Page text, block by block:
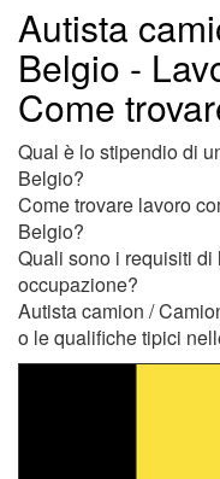
Autista
Belgio -
Come
Qual è lo stipendio di
Belgio?
Come trovare lavoro
Belgio?
Quali sono i requisiti
occupazione?
Autista camion /
o le qualifiche tipici